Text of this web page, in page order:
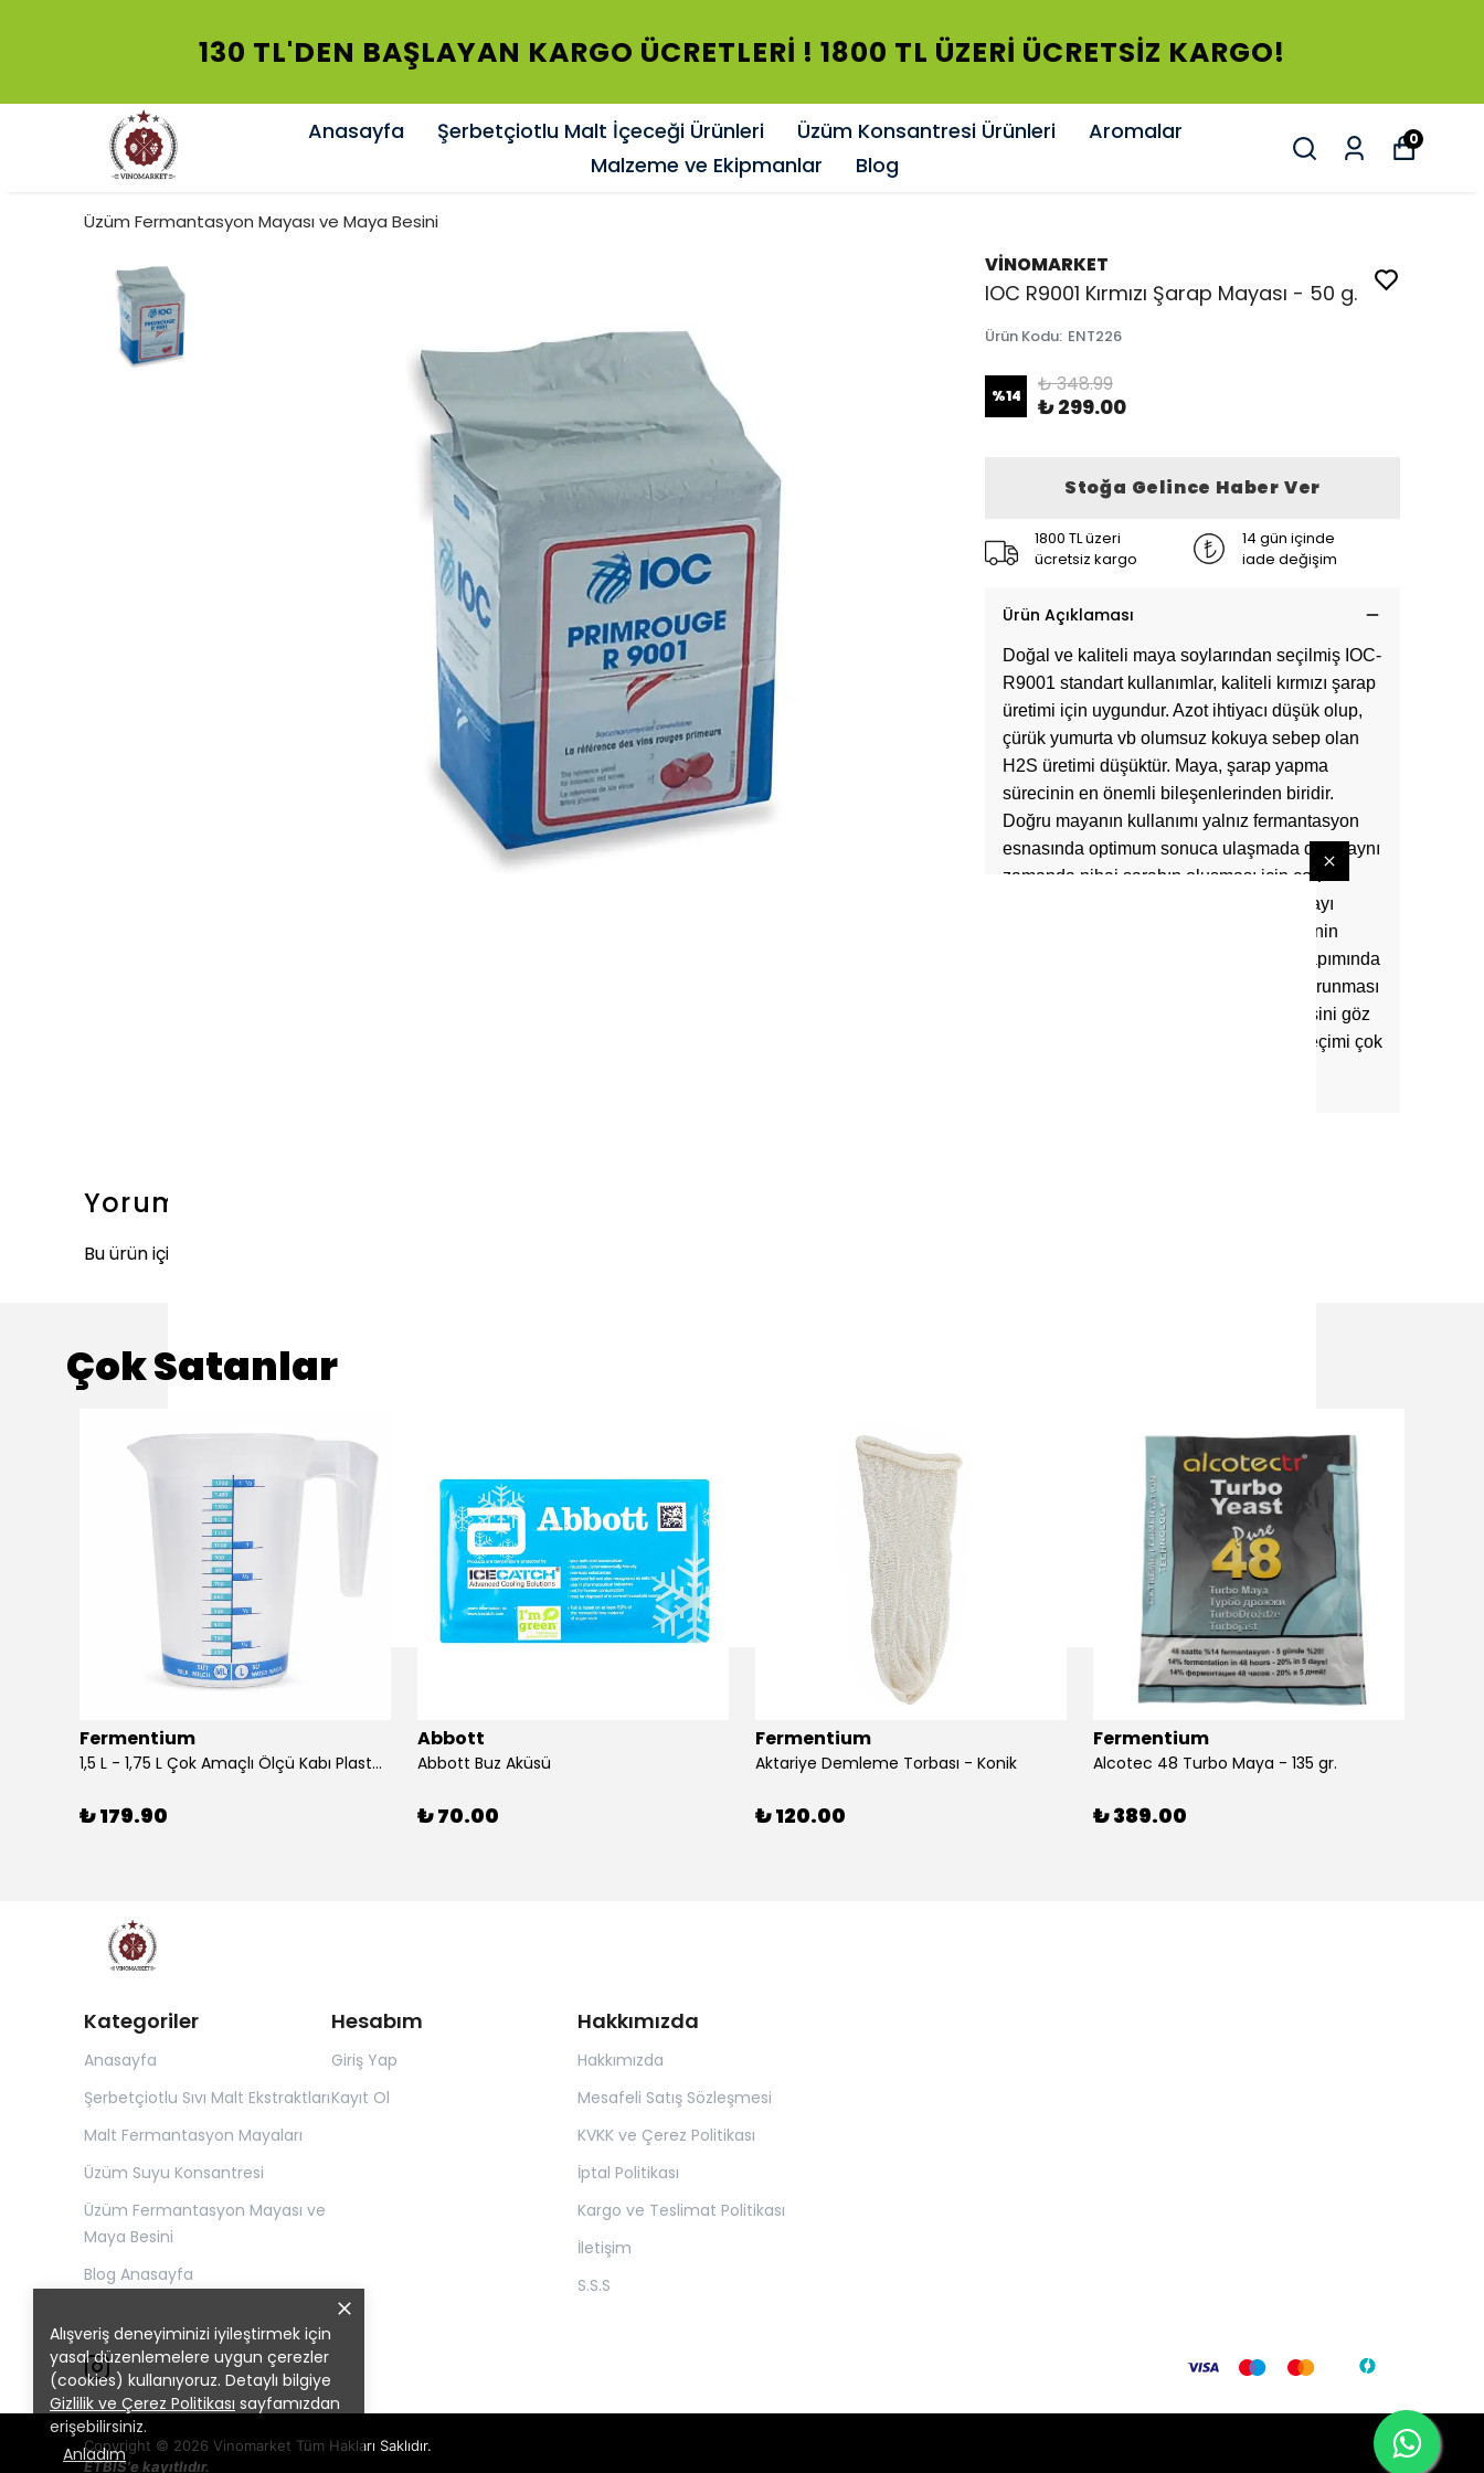
130 TL'DEN BAŞLAYAN KARGO ÜCRETLERİ ! 1800 TL ÜZERİ ÜCRETSİZ KARGO!
Anasayfa Şerbetçiotlu Malt İçeceği Ürünleri Üzüm Konsantresi Ürünleri
Aromalar
Malzeme ve Ekipmanlar
Blog
0
Alışveriş deneyiminizi iyileştirmek için
yasal düzenlemelere uygun çerezler
(cookies) kullanıyoruz. Detaylı bilgiye
Gizlilik ve Çerez Politikası sayfamızdan
erişebilirsiniz.
Anladım
Üzüm Fermantasyon Mayası ve Maya Besini
VİNOMARKET
IOC R9001 Kırmızı Şarap Mayası - 50 g.
Ürün Kodu: ENT226
%14 ₺ 348.99
₺ 299.00
Stoğa Gelince Haber Ver
1800 TL üzeri
ücretsiz kargo
14 gün içinde
iade değişim
Ürün Açıklaması
Doğal ve kaliteli maya soylarından seçilmiş IOC-
R9001 standart kullanımlar, kaliteli kırmızı şarap
üretimi için uygundur. Azot ihtiyacı düşük olup,
çürük yumurta vb olumsuz kokuya sebep olan
H2S üretimi düşüktür. Maya, şarap yapma
sürecinin en önemli bileşenlerinden biridir.
Doğru mayanın kullanımı yalnız fermantasyon
esnasında optimum sonuca ulaşmada değil aynı
zamanda nihai şarabın oluşması için çok
önemlidir. Belli bir şarap için doğru mayayı
kullanmak iyi ve kaliteli şarap elde etmenin
temel garantisidir. Meyve şaraplarının yapımında
tazelik, lezzet ve aromatik özelliklerin korunması
için, farklı mayaların farklı etki göstermesini göz
önünde bulundurarak uygun mayanın seçimi çok
Yorumlar
Bu ürün için henüz yorum yapılmamış.
Çok Satanlar
Fermentium
1,5 L - 1,75 L Çok Amaçlı Ölçü Kabı PlastArt
₺ 179.90
Abbott
Abbott Buz Aküsü
₺ 70.00
Fermentium
Aktariye Demleme Torbası - Konik
₺ 120.00
Fermentium
Alcotec 48 Turbo Maya - 135 gr.
₺ 389.00
Kategoriler
Anasayfa
Şerbetçiotlu Sıvı Malt Ekstraktları
Malt Fermantasyon Mayaları
Üzüm Suyu Konsantresi
Üzüm Fermantasyon Mayası ve
Maya Besini
Blog Anasayfa
Hesabım
Giriş Yap
Kayıt Ol
Hakkımızda
Hakkımızda
Mesafeli Satış Sözleşmesi
KVKK ve Çerez Politikası
İptal Politikası
Kargo ve Teslimat Politikası
İletişim
S.S.S
Copyright © 2026 Vinomarket Tüm Hakları Saklıdır.
ETBİS'e kayıtlıdır.